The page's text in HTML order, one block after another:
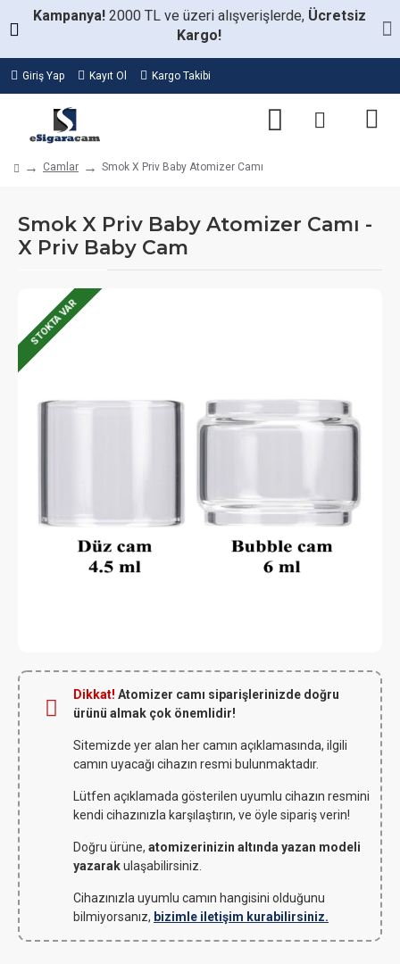
Kampanya! 2000 TL ve üzeri alışverişlerde, Ücretsiz
Kargo!
Giriş Yap Kayıt Ol Kargo Takibi
Camlar Smok X Priv Baby Atomizer Camı
Smok X Priv Baby Atomizer Camı -
X Priv Baby Cam
STOKTA VAR
Dikkat! Atomizer camı siparişlerinizde doğru
ürünü almak çok önemlidir!
Sitemizde yer alan her camın açıklamasında, ilgili
camın uyacağı cihazın resmi bulunmaktadır.
Lütfen açıklamada gösterilen uyumlu cihazın resmini
kendi cihazınızla karşılaştırın, ve öyle sipariş verin!
Doğru ürüne, atomizerinizin altında yazan modeli
yazarakulaşabilirsiniz.
Cihazınızla uyumlu camın hangisini olduğunu
bilmiyorsanız, bizimle iletişim kurabilirsiniz.